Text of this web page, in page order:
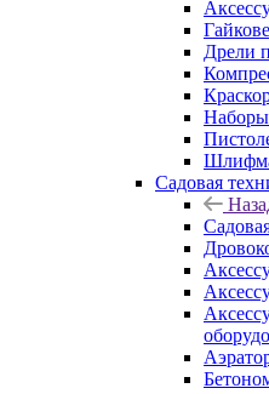
Дрели
Наборы
Садовая